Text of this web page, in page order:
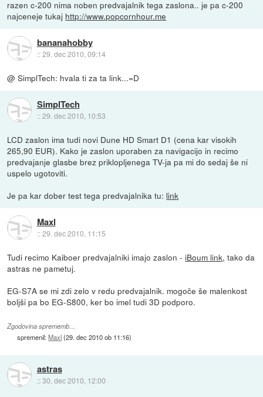
razen c-200 nima noben predvajalnik tega zaslona.. je pa c-200
najceneje tukaj http://www.popcornhour.me
bananahobby
::29. dec 2010, 09:14
@ SimplTech: hvala ti za ta link...=D
SimplTech
::29. dec 2010, 10:53
LCD zaslon ima tudi novi Dune HD Smart D1 (cena kar visokih
265,90 EUR). Kako je zaslon uporaben za navigacijo in recimo
predvajanje glasbe brez priklopljenega TV-ja pa mi do sedaj še ni
uspelo ugotoviti.
Je pa kar dober test tega predvajalnika tu: link
Maxl
::29. dec 2010, 11:15
Tudi recimo Kaiboer predvajalniki imajo zaslon -iBoum link, tako da
astras ne pametuj.
EG-S7A se mi zdi zelo v redu predvajalnik. mogoče še malenkost
boljši pa bo EG-S800, ker bo imel tudi 3D podporo.
Zgodovina sprememb…
spremenil:Maxl(29. dec 2010 ob 11:16)
astras
::30. dec 2010, 12:00